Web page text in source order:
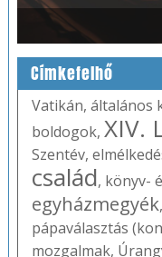
Címkefelhő
Vatikán, általános
boldogok, XIV.
Szentév,
család, könyv-
egyházmegyék,
pápaválasztás
mozgalmak,